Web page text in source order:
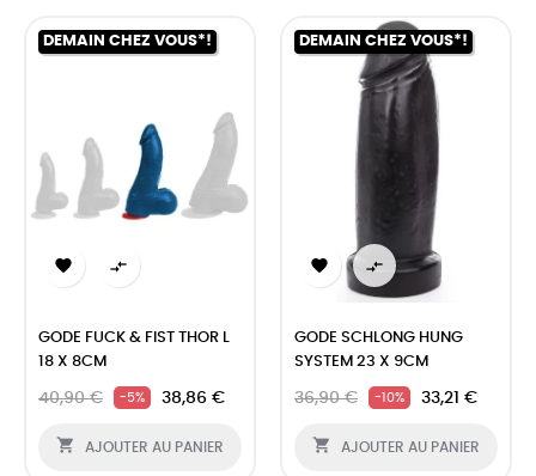
DEMAIN CHEZ VOUS*!
 
GODE FUCK & FIST THOR L
18 X 8CM
40,90 € -5% 38,86 €
 AJOUTER AU PANIER
DEMAIN CHEZ VOUS*!
 
GODE SCHLONG HUNG
SYSTEM 23 X 9CM
36,90 € -10% 33,21 €
 AJOUTER AU PANIER